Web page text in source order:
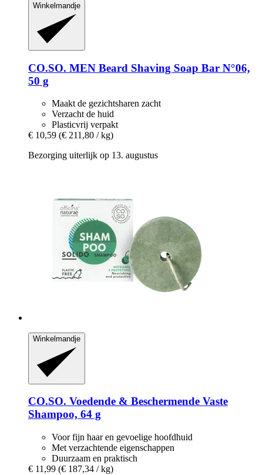
Winkelmandje
CO.SO. MEN Beard Shaving Soap Bar N°06,
50 g
Maakt de gezichtsharen zacht
Verzacht de huid
Plasticvrij verpakt
€ 10,59 (€ 211,80 / kg)
Bezorging uiterlijk op 13. augustus
Winkelmandje
CO.SO. Voedende & Beschermende Vaste
Shampoo, 64 g
Voor fijn haar en gevoelige hoofdhuid
Met verzachtende eigenschappen
Duurzaam en praktisch
€ 11,99 (€ 187,34 / kg)